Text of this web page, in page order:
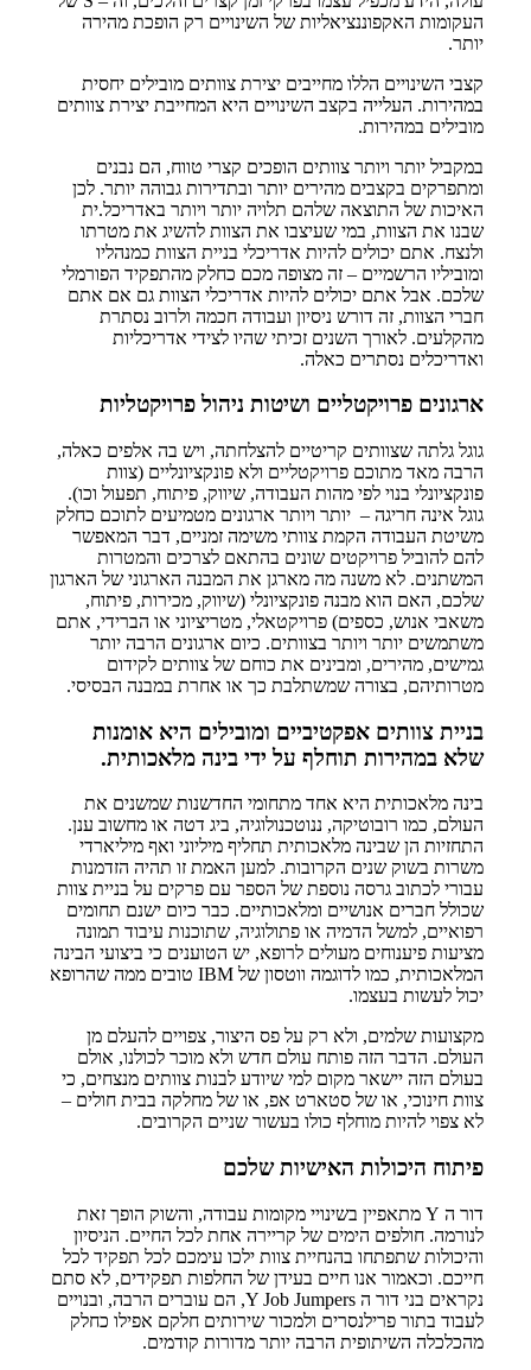
העקומות האקפוננציאליות של השינויים רק הופכת מהירה
יותר.
קצבי השינויים הללו מחייבים יצירת צוותים מובילים יחסית
במהירות. העלייה בקצב השינויים היא המחייבת יצירת צוותים
מובילים במהירות.
במקביל יותר ויותר צוותים הופכים קצרי טווח, הם נבנים
ומתפרקים בקצבים מהירים יותר ובתדירות גבוהה יותר. לכן
האיכות של התוצאה שלהם תלויה יותר ויותר באדריכל.ית
שבנו את הצוות, במי שעיצבו את הצוות להשיג את מטרתו
ולנצח. אתם יכולים להיות אדריכלי בניית הצוות כמנהליו
ומוביליו הרשמיים – זה מצופה מכם כחלק מהתפקיד הפורמלי
שלכם. אבל אתם יכולים להיות אדריכלי הצוות גם אם אתם
חברי הצוות, זה דורש ניסיון ועבודה חכמה ולרוב נסתרת
מהקלעים. לאורך השנים זכיתי שהיו לצידי אדריכליות
ואדריכלים נסתרים כאלה.
ארגונים פרויקטליים ושיטות ניהול פרויקטליות
גוגל גלתה שצוותים קריטיים להצלחתה, ויש בה אלפים כאלה,
הרבה מאד מתוכם פרויקטליים ולא פונקציונליים (צוות
פונקציונלי בנוי לפי מהות העבודה, שיווק, פיתוח, תפעול וכו).
גוגל אינה חריגה – יותר ויותר ארגונים מטמיעים לתוכם כחלק
משיטת העבודה הקמת צוותי משימה זמניים, דבר המאפשר
להם להוביל פרויקטים שונים בהתאם לצרכים והמטרות
המשתנים. לא משנה מה מארגן את המבנה הארגוני של הארגון
שלכם, האם הוא מבנה פונקציונלי (שיווק, מכירות, פיתוח,
משאבי אנוש, כספים) פרויקטאלי, מטריציוני או הברידי, אתם
משתמשים יותר ויותר בצוותים. כיום ארגונים הרבה יותר
גמישים, מהירים, ומבינים את כוחם של צוותים לקידום
מטרותיהם, בצורה שמשתלבת כך או אחרת במבנה הבסיסי.
בניית צוותים אפקטיביים ומובילים היא אומנות
שלא במהירות תוחלף על ידי בינה מלאכותית.
בינה מלאכותית היא אחד מתחומי החדשנות שמשנים את
העולם, כמו רובוטיקה, ננוטכנולוגיה, ביג דטה או מחשוב ענן.
התחזיות הן שבינה מלאכותית תחליף מיליוני ואף מיליארדי
משרות בשוק שנים הקרובות. למען האמת זו תהיה הזדמנות
עבורי לכתוב גרסה נוספת של הספר עם פרקים על בניית צוות
שכולל חברים אנושיים ומלאכותיים. כבר כיום ישנם תחומים
רפואיים, למשל הדמיה או פתולוגיה, שתוכנות עיבוד תמונה
מציעות פיענוחים מעולים לרופא, יש הטוענים כי ביצועי הבינה
המלאכותית, כמו לדוגמה ווטסון של IBM טובים ממה שהרופא
יכול לעשות בעצמו.
מקצועות שלמים, ולא רק על פס היצור, צפויים להעלם מן
העולם. הדבר הזה פותח עולם חדש ולא מוכר לכולנו, אולם
בעולם הזה יישאר מקום למי שיודע לבנות צוותים מנצחים, כי
צוות חינוכי, או של סטארט אפ, או של מחלקה בבית חולים –
לא צפוי להיות מוחלף כולו בעשור שניים הקרובים.
פיתוח היכולות האישיות שלכם
דור ה Y מתאפיין בשינויי מקומות עבודה, והשוק הופך זאת
לנורמה. חולפים הימים של קריירה אחת לכל החיים. הניסיון
והיכולות שתפתחו בהנחיית צוות ילכו עימכם לכל תפקיד לכל
חייכם. וכאמור אנו חיים בעידן של החלפות תפקידים, לא סתם
נקראים בני דור ה Y Job Jumpers, הם עוברים הרבה, ובנויים
לעבוד בתור פרילנסרים ולמכור שירותים חלקם אפילו כחלק
מהכלכלה השיתופית הרבה יותר מדורות קודמים.